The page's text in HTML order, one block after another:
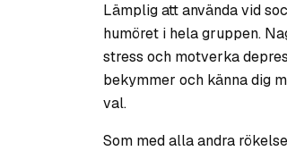
Lämplig att använda vid
humöret i hela gruppen.
stress och motverka
bekymmer och känna dig
val.
Som med alla andra